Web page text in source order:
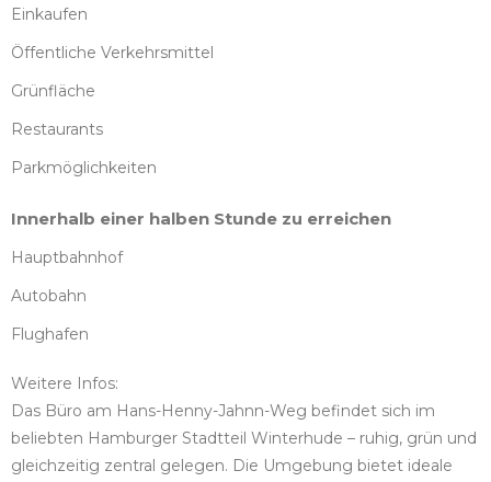
Einkaufen
Öffentliche Verkehrsmittel
Grünfläche
Restaurants
Parkmöglichkeiten
Innerhalb einer halben Stunde zu erreichen
Hauptbahnhof
Autobahn
Flughafen
Weitere Infos:
Das Büro am Hans-Henny-Jahnn-Weg befindet sich im
beliebten Hamburger Stadtteil Winterhude – ruhig, grün und
gleichzeitig zentral gelegen. Die Umgebung bietet ideale